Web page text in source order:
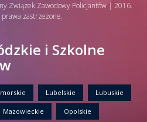
Związek Zawodowy Policjantów | 2016.
zastrzeżone.
i Szkolne
Lubelskie Lubuskie
Mazowieckie Opolskie